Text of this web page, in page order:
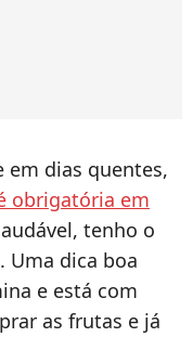
em dias quentes,
obrigatória em
tenho o
Uma dica boa
e está com
as frutas e já